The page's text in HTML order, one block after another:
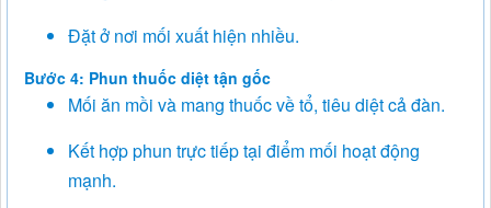
Đặt ở nơi mối xuất hiện nhiều.
Bước 4: Phun thuốc diệt tận gốc
Mối ăn mồi và mang thuốc về tổ, tiêu diệt cả đàn.
Kết hợp phun trực tiếp tại điểm mối hoạt động
mạnh.